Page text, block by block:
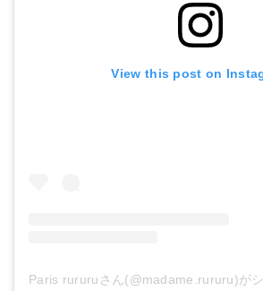
View this post on
Paris rururuさん(@madame.rururu)が